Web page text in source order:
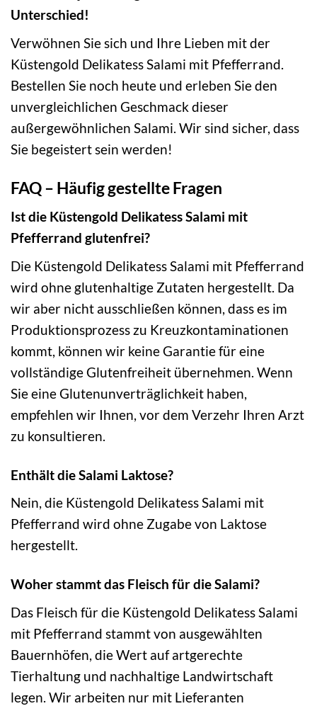
Unterschied!
Verwöhnen Sie sich und Ihre Lieben mit der
Küstengold Delikatess Salami mit Pfefferrand.
Bestellen Sie noch heute und erleben Sie den
unvergleichlichen Geschmack dieser
außergewöhnlichen Salami. Wir sind sicher, dass
Sie begeistert sein werden!
FAQ – Häufig gestellte Fragen
Ist die Küstengold Delikatess Salami mit
Pfefferrand glutenfrei?
Die Küstengold Delikatess Salami mit Pfefferrand
wird ohne glutenhaltige Zutaten hergestellt. Da
wir aber nicht ausschließen können, dass es im
Produktionsprozess zu Kreuzkontaminationen
kommt, können wir keine Garantie für eine
vollständige Glutenfreiheit übernehmen. Wenn
Sie eine Glutenunverträglichkeit haben,
empfehlen wir Ihnen, vor dem Verzehr Ihren Arzt
zu konsultieren.
Enthält die Salami Laktose?
Nein, die Küstengold Delikatess Salami mit
Pfefferrand wird ohne Zugabe von Laktose
hergestellt.
Woher stammt das Fleisch für die Salami?
Das Fleisch für die Küstengold Delikatess Salami
mit Pfefferrand stammt von ausgewählten
Bauernhöfen, die Wert auf artgerechte
Tierhaltung und nachhaltige Landwirtschaft
legen. Wir arbeiten nur mit Lieferanten